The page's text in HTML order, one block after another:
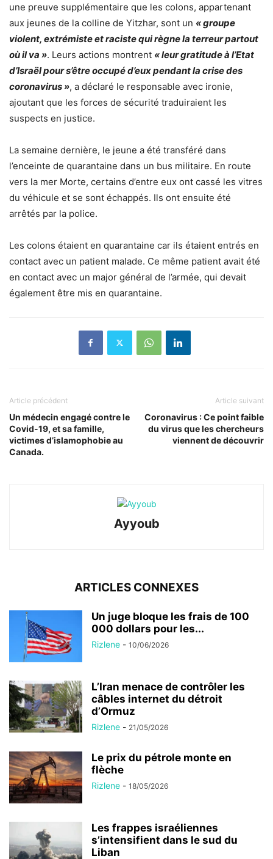
une preuve supplémentaire que les colons, appartenant
aux jeunes de la colline de Yitzhar, sont un « groupe
violent, extrémiste et raciste qui règne la terreur partout
où il va ». Leurs actions montrent « leur gratitude à l’Etat
d’Israël pour s’être occupé d’eux pendant la crise des
coronavirus », a déclaré le responsable avec ironie,
ajoutant que les forces de sécurité traduiraient les
suspects en justice.
La semaine dernière, le jeune a été transféré dans
l’enceinte de quarantaine dans un bus militaire. En route
vers la mer Morte, certains d’entre eux ont cassé les vitres
du véhicule et se sont échappés. Ils ont ensuite été
arrêtés par la police.
Les colons étaient en quarantaine car ils étaient entrés en
contact avec un patient malade. Ce même patient avait été
en contact avec un major général de l’armée, qui devait
également être mis en quarantaine.
Article précédent
Un médecin engagé contre le
Covid-19, et sa famille,
victimes d’islamophobie au
Canada.
Article suivant
Coronavirus : Ce point faible
du virus que les chercheurs
viennent de découvrir
Ayyoub
ARTICLES CONNEXES
Un juge bloque les frais de 100
000 dollars pour les...
Rizlene - 10/06/2026
L’Iran menace de contrôler les
câbles internet du détroit
d’Ormuz
Rizlene - 21/05/2026
Le prix du pétrole monte en
flèche
Rizlene - 18/05/2026
Les frappes israéliennes
s’intensifient dans le sud du
Liban